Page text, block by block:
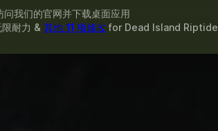
我们的官网并下载桌面应用
耐力 & 其他 11 项修改 for Dead Island Riptide